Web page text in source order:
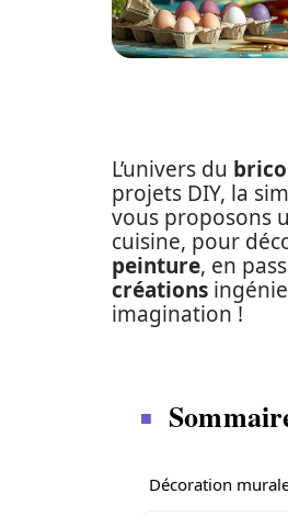
L’univers du
projets DIY, la
vous proposons
cuisine, pour
peinture, en
créations
imagination !
Décoration